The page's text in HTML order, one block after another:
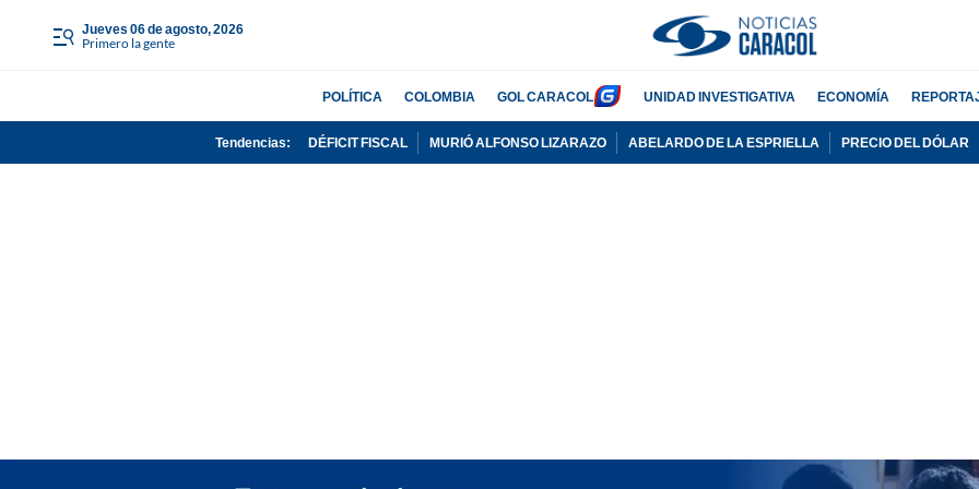
jueves 06 de agosto, 2026
Primero la gente
POLÍTICA COLOMBIA GOL CARACOL UNIDAD INVESTIGATIVA ECONOMÍA
Tendencias: DÉFICIT FISCAL MURIÓ ALFONSO LIZARAZO ABELARDO DE LA ESPRIELLA PRECIO DEL DÓLAR